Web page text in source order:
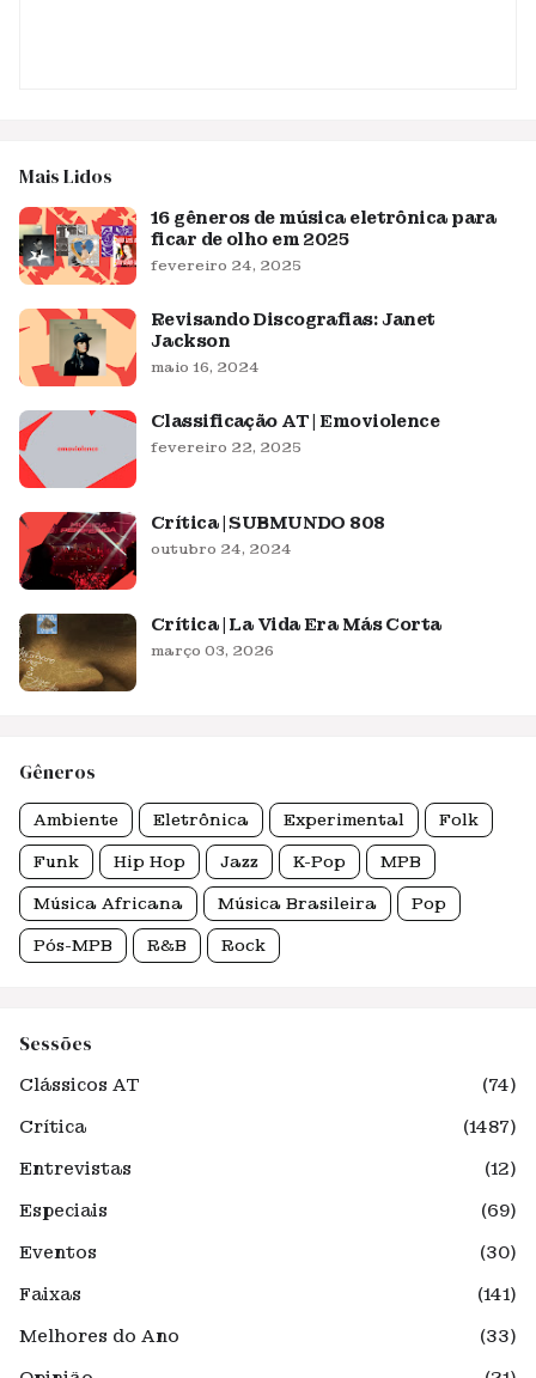
Mais Lidos
16 gêneros de música eletrônica para
ficar de olho em 2025
fevereiro 24, 2025
Revisando Discografias: Janet
Jackson
maio 16, 2024
Classificação AT | Emoviolence
fevereiro 22, 2025
Crítica | SUBMUNDO 808
outubro 24, 2024
Crítica | La Vida Era Más Corta
março 03, 2026
Gêneros
Ambiente Eletrônica Experimental Folk
Funk Hip Hop Jazz K-Pop MPB
Música Africana Música Brasileira Pop
Pós-MPB R&B Rock
Sessões
Clássicos AT
(74)
Crítica
(1487)
Entrevistas
(12)
Especiais
(69)
Eventos
(30)
Faixas
(141)
Melhores do Ano
(33)